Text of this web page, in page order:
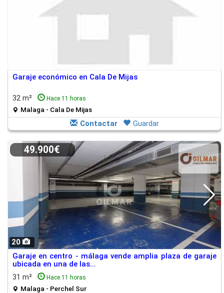
Garaje económico en Cala De Mijas
32 m² Hace 11 horas
Malaga - Cala De Mijas
Contactar Guardar
20
49.900€
Garaje en centro - málaga vende amplia plaza de garaje
ubicada en una de las...
31 m²
Hace 11 horas
Malaga - Perchel Sur